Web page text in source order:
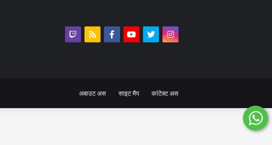
अबाउट अस साइट मैप कांटेक्ट अस